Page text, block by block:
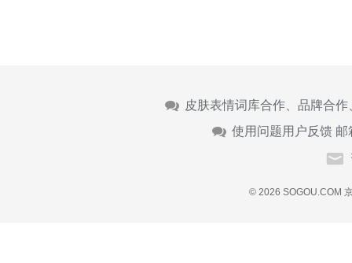
皮肤表情词库合作、品牌合
使用问题用户反馈 邮
© 2026 SOGOU.COM